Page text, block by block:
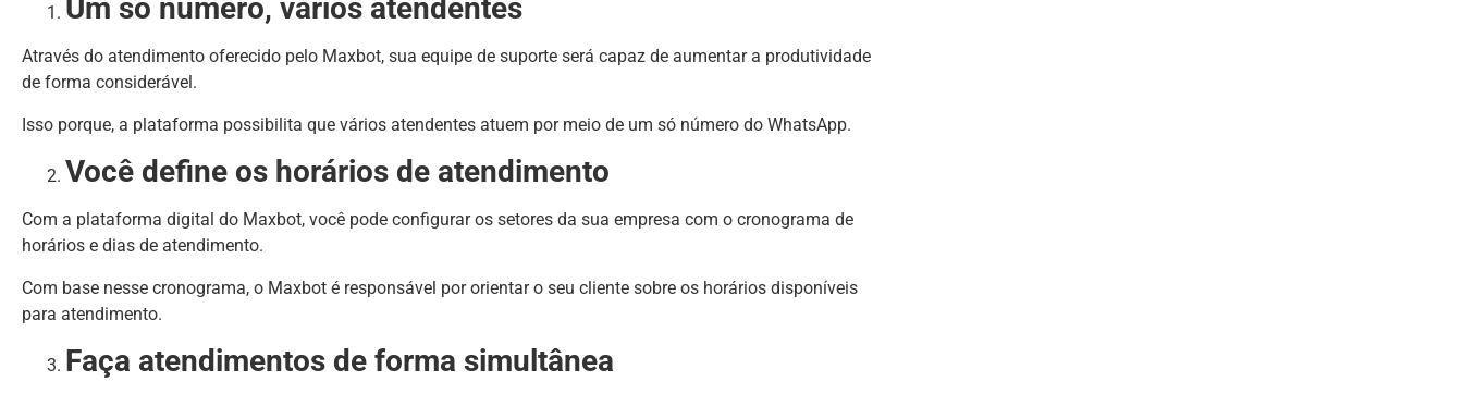
Um só número, varios atendentes
Através do atendimento oferecido pelo Maxbot, sua equipe de suporte será capaz de aumentar a produtividade
de forma considerável.
Isso porque, a plataforma possibilita que vários atendentes atuem por meio de um só número do WhatsApp.
Você define os horários de atendimento
Com a plataforma digital do Maxbot, você pode configurar os setores da sua empresa com o cronograma de
horários e dias de atendimento.
Com base nesse cronograma, o Maxbot é responsável por orientar o seu cliente sobre os horários disponíveis
para atendimento.
Faça atendimentos de forma simultânea